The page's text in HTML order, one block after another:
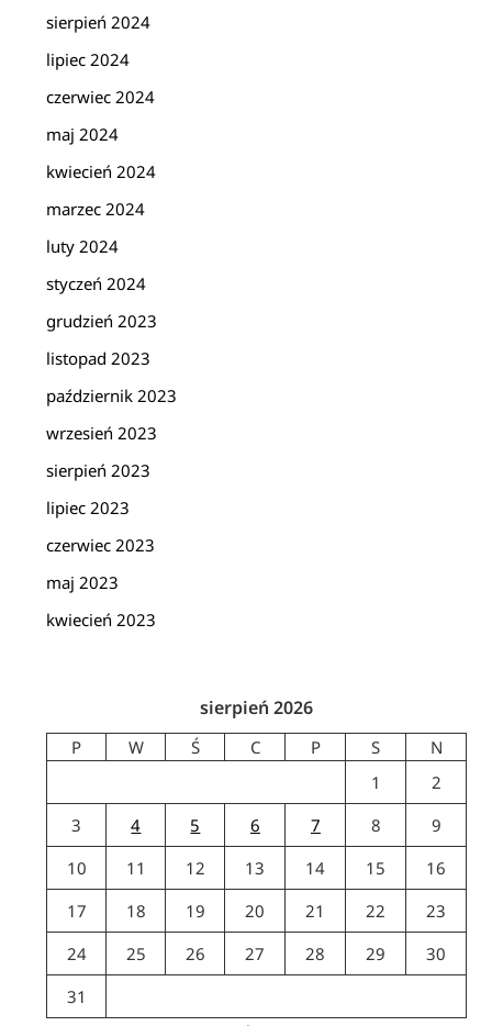
sierpień 2024
lipiec 2024
czerwiec 2024
maj 2024
kwiecień 2024
marzec 2024
luty 2024
styczeń 2024
grudzień 2023
listopad 2023
październik 2023
wrzesień 2023
sierpień 2023
lipiec 2023
czerwiec 2023
maj 2023
kwiecień 2023
sierpień 2026
P W Ś C P S
N
1
2
3
4 5 6 7 8
9
10
11 12 13 14 15
16
17
18 19 20 21 22
23
24
25 26 27 28 29
30
31